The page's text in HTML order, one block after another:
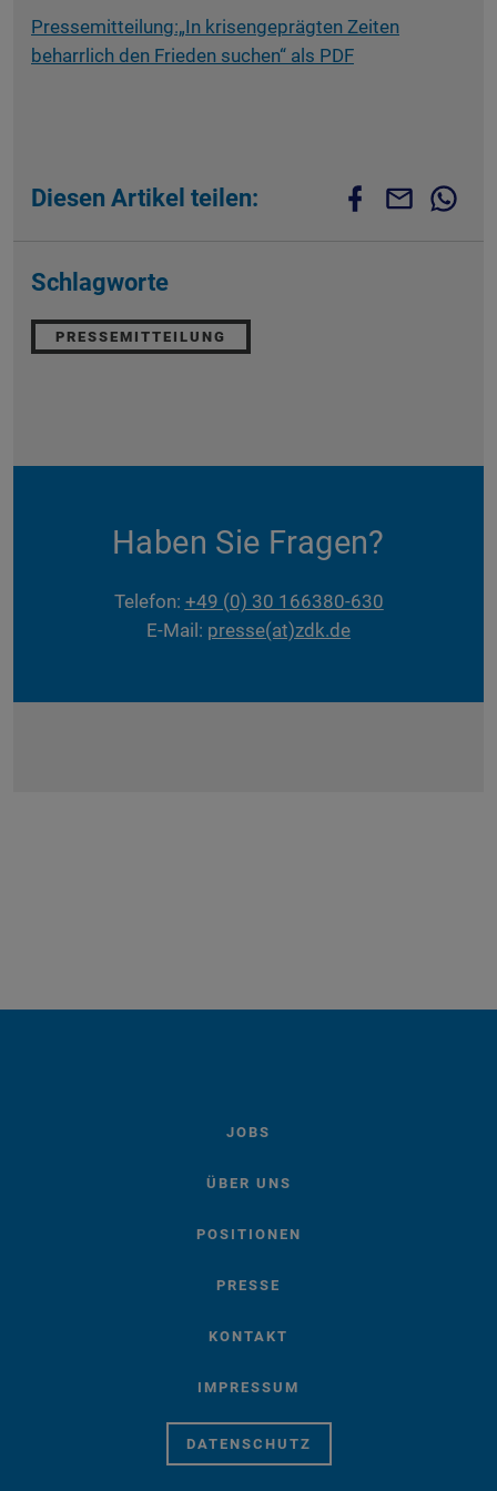
Pressemitteilung:„In krisengeprägten Zeiten
beharrlich den Frieden suchen“ als PDF
Diesen Artikel teilen:
Schlagworte
PRESSEMITTEILUNG
Haben Sie Fragen?
Telefon: +49 (0) 30 166380-630
E-Mail: presse(at)zdk.de
JOBS
ÜBER UNS
POSITIONEN
PRESSE
KONTAKT
IMPRESSUM
DATENSCHUTZ